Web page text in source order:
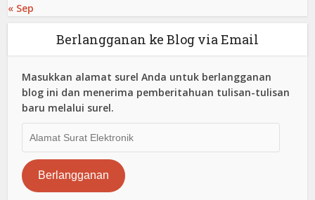
« Sep
Berlangganan ke Blog via Email
Masukkan alamat surel Anda untuk berlangganan
blog ini dan menerima pemberitahuan tulisan-tulisan
baru melalui surel.
Surat
Elektronik
Berlangganan